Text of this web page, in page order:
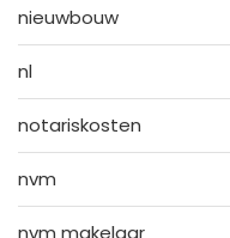
nieuwbouw
nl
notariskosten
nvm
nvm makelaar